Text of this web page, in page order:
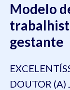
Modelo
gestante
DOUTOR (A)